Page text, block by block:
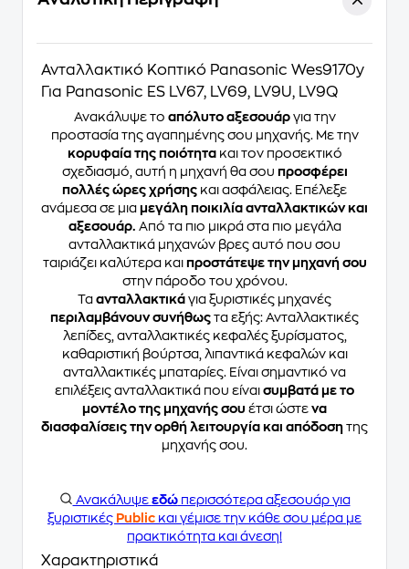
Ανταλλακτικό Κοπτικό Panasonic Wes9170y
Για Panasonic ES LV67, LV69, LV9U, LV9Q
Ανακάλυψε το απόλυτο αξεσουάργια την
προστασία της αγαπημένης σου μηχανής. Με την
κορυφαία της ποιότητακαι τον προσεκτικό
σχεδιασμό, αυτή η μηχανή θα σου προσφέρει
πολλές ώρες χρήσης και ασφάλειας. Επέλεξε
ανάμεσα σε μια μεγάλη ποικιλία ανταλλακτικών και
αξεσουάρ. Από τα πιο μικρά στα πιο μεγάλα
ανταλλακτικά μηχανών βρες αυτό που σου
ταιριάζει καλύτερα και προστάτεψε την μηχανή σου
στην πάροδο του χρόνου.
Τα ανταλλακτικά για ξυριστικές μηχανές
περιλαμβάνουν συνήθως τα εξής: Ανταλλακτικές
λεπίδες, ανταλλακτικές κεφαλές ξυρίσματος,
καθαριστική βούρτσα, λιπαντικά κεφαλών και
ανταλλακτικές μπαταρίες. Είναι σημαντικό να
επιλέξεις ανταλλακτικά που είναι συμβατά με το
μοντέλο της μηχανής σου έτσι ώστε να
διασφαλίσεις την ορθή λειτουργία και απόδοση της
μηχανής σου.
Ανακάλυψε εδώπερισσότερα αξεσουάρ για
ξυριστικές Public και γέμισε την κάθε σου μέρα με
πρακτικότητα και άνεση!
Χαρακτηριστικά